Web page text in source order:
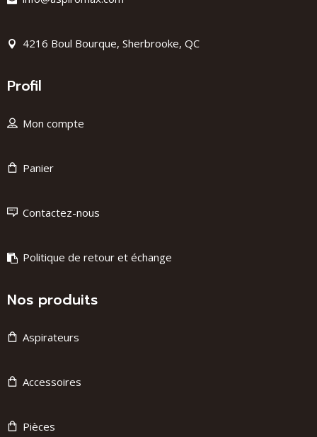
4216 Boul Bourque, Sherbrooke, QC
Profil
Mon compte
Panier
Contactez-nous
Politique de retour et échange
Nos produits
Aspirateurs
Accessoires
Pièces